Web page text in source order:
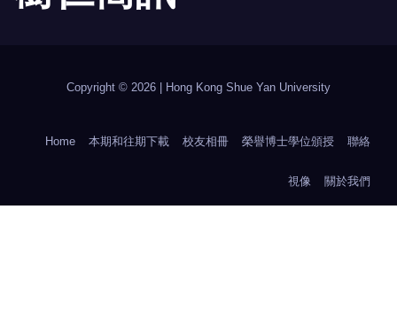
Copyright © 2026 | Hong Kong Shue Yan University
Home 本期和往期下載 校友相冊 榮譽博士學位頒授 聯絡
視像 關於我們